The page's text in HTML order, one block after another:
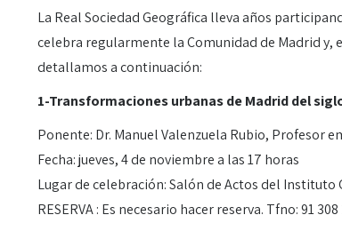
La Real Sociedad Geográfica lleva años
celebra regularmente la Comunidad de Madrid y,
detallamos a continuación:
1-Transformaciones urbanas de Madrid del
Ponente: Dr. Manuel Valenzuela Rubio, Profesor
Fecha: jueves, 4 de noviembre a las 17 horas
Lugar de celebración: Salón de Actos del Instituto
RESERVA : Es necesario hacer reserva. Tfno: 91